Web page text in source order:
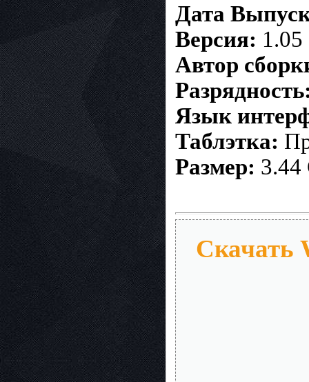
Дата
Версия: 1.05
Автор
Язык
Таблэтка:
Размер: 3.44
Скачать